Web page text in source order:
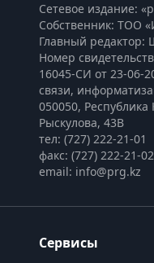
Сетевое издание:
Собственник: ТОО
Главный
Номер
16045-СИ от 23-06-
связи,
050050,
Рыскулова, 43В
тел: (727) 222-21-01
факс: (727) 222-21-02
email: info@prg.kz
Сервисы